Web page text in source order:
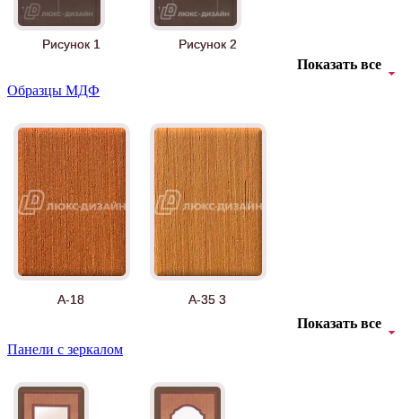
Рисунок 1 Рисунок 2
Рисунок 3 Рисунок 4
Показать все
Образцы МДФ
А-18 А-35 3
Показать все
Панели с зеркалом